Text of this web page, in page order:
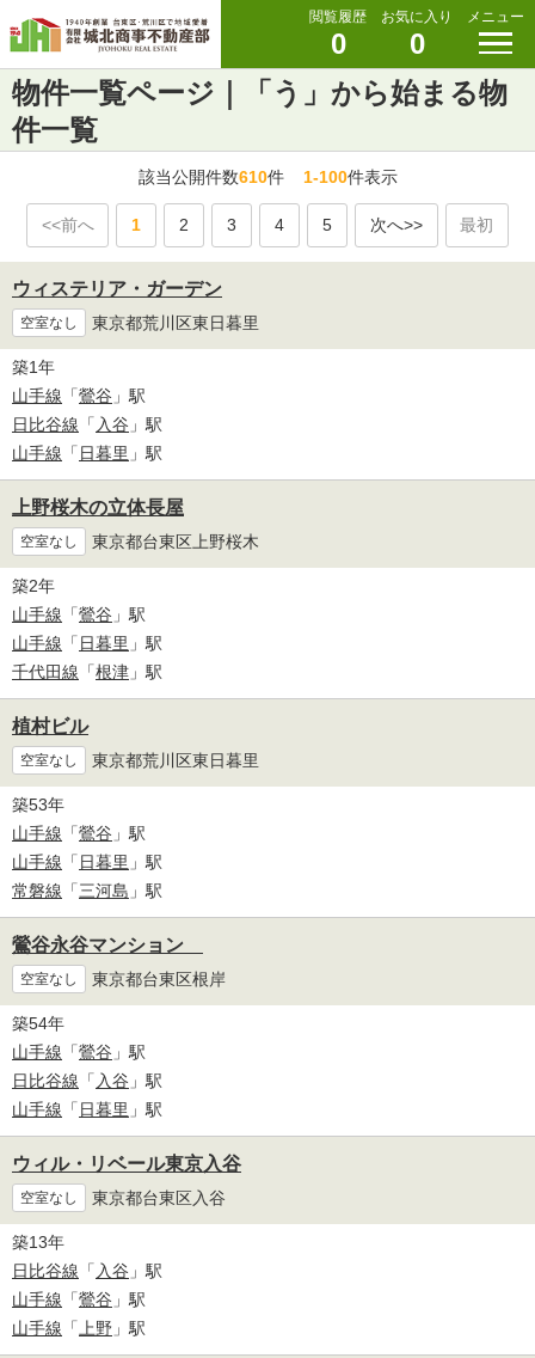
閲覧履歴
0
お気に入り
0
メニュー
物件一覧ページ｜「う」から始まる物
件一覧
該当公開件数610件1-100件表示
<<前へ 1 2 3 4 5 次へ>> 最初
ウィステリア・ガーデン
空室なし 東京都荒川区東日暮里
築1年
山手線 「鶯谷 」駅
日比谷線 「 入谷 」駅
山手線 「 日暮里 」駅
上野桜木の立体長屋
空室なし 東京都台東区上野桜木
築2年
山手線 「鶯谷 」駅
山手線 「 日暮里 」駅
千代田線 「根津 」駅
植村ビル
空室なし 東京都荒川区東日暮里
築53年
山手線 「鶯谷 」駅
山手線 「 日暮里 」駅
常磐線 「三河島 」駅
鶯谷永谷マンション
空室なし 東京都台東区根岸
築54年
山手線 「鶯谷 」駅
日比谷線 「 入谷 」駅
山手線 「 日暮里 」駅
ウィル・リベール東京入谷
空室なし 東京都台東区入谷
築13年
日比谷線 「 入谷 」駅
山手線 「鶯谷 」駅
山手線 「 上野 」駅